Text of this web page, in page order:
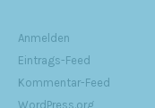
Anmelden
Eintrags-Feed
Kommentar-Feed
WordPress.org